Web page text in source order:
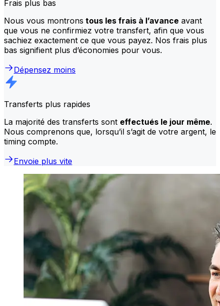
Frais plus bas
Nous vous montrons tous les frais à l’avance avant
que vous ne confirmiez votre transfert, afin que vous
sachiez exactement ce que vous payez. Nos frais plus
bas signifient plus d’économies pour vous.
Dépensez moins
Transferts plus rapides
La majorité des transferts sont effectués le jour même.
Nous comprenons que, lorsqu’il s’agit de votre argent, le
timing compte.
Envoie plus vite